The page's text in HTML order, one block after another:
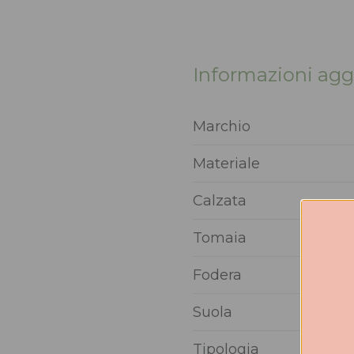
Informazioni
Marchio
Materiale
Calzata
Tomaia
Fodera
Suola
Tipologia